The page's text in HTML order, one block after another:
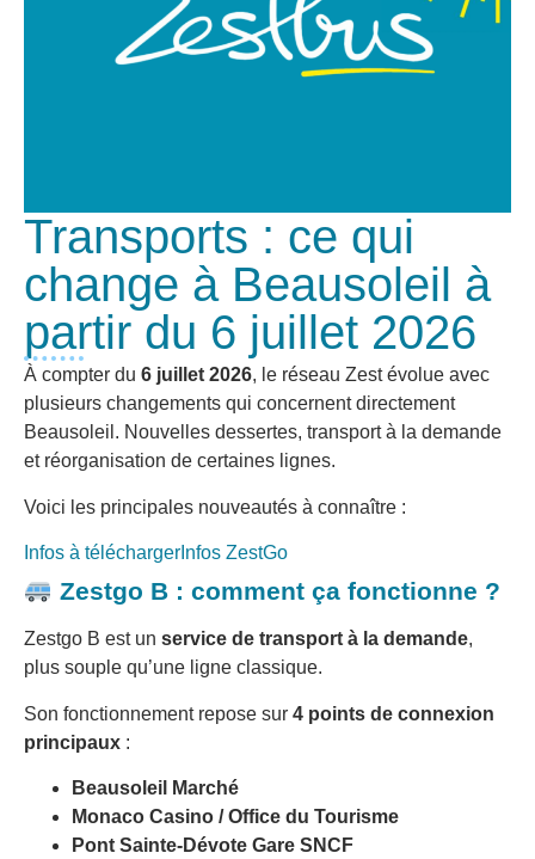
Transports : ce qui
change à Beausoleil à
partir du 6 juillet 2026
À compter du 6 juillet 2026, le réseau Zest évolue avec
plusieurs changements qui concernent directement
Beausoleil. Nouvelles dessertes, transport à la demande
et réorganisation de certaines lignes.
Voici les principales nouveautés à connaître :
Infos à télécharger Infos ZestGo
Zestgo B : comment ça fonctionne ?
Zestgo B est un service de transport à la demande,
plus souple qu’une ligne classique.
Son fonctionnement repose sur 4 points de connexion
principaux :
Beausoleil Marché
Monaco Casino / Office du Tourisme
Pont Sainte-Dévote Gare SNCF